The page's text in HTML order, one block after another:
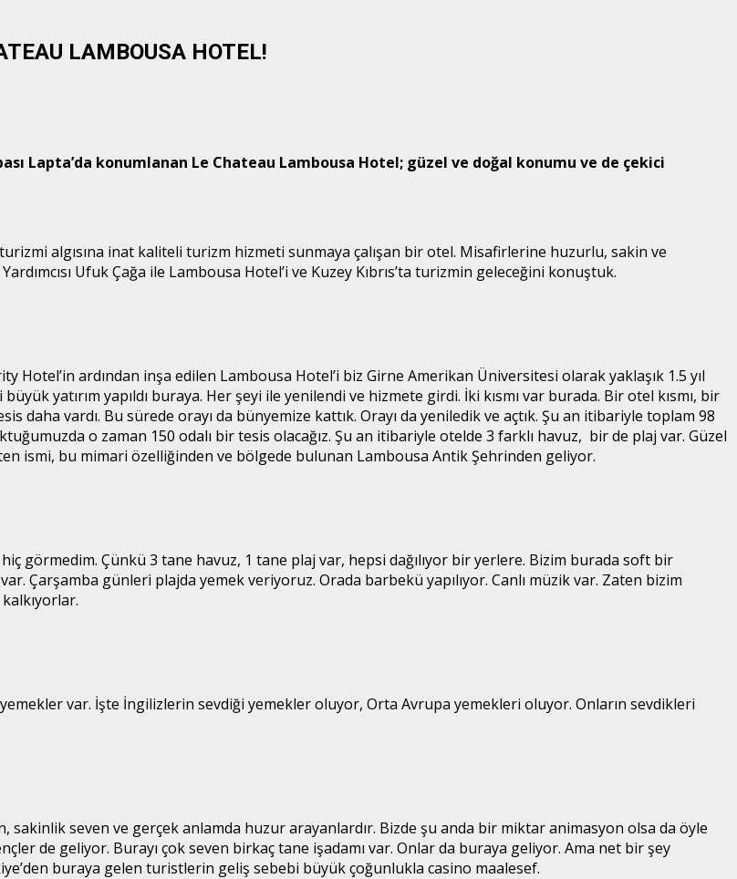
LAMBOUSA HOTEL!
Lapta’da konumlanan Le Chateau Lambousa Hotel; güzel ve doğal konumu ve de çekici
algısına inat kaliteli turizm hizmeti sunmaya çalışan bir otel. Misafirlerine huzurlu, sakin ve
Ufuk Çağa ile Lambousa Hotel’i ve Kuzey Kıbrıs’ta turizmin geleceğini konuştuk.
Hotel’in ardından inşa edilen Lambousa Hotel’i biz Girne Amerikan Üniversitesi olarak yaklaşık 1.5 yıl
yatırım yapıldı buraya. Her şeyi ile yenilendi ve hizmete girdi. İki kısmı var burada. Bir otel kısmı, bir
daha vardı. Bu sürede orayı da bünyemize kattık. Orayı da yeniledik ve açtık. Şu an itibariyle toplam 98
o zaman 150 odalı bir tesis olacağız. Şu an itibariyle otelde 3 farklı havuz, bir de plaj var. Güzel
ismi, bu mimari özelliğinden ve bölgede bulunan Lambousa Antik Şehrinden geliyor.
görmedim. Çünkü 3 tane havuz, 1 tane plaj var, hepsi dağılıyor bir yerlere. Bizim burada soft bir
Çarşamba günleri plajda yemek veriyoruz. Orada barbekü yapılıyor. Canlı müzik var. Zaten bizim
var. İşte İngilizlerin sevdiği yemekler oluyor, Orta Avrupa yemekleri oluyor. Onların sevdikleri
seven ve gerçek anlamda huzur arayanlardır. Bizde şu anda bir miktar animasyon olsa da öyle
de geliyor. Burayı çok seven birkaç tane işadamı var. Onlar da buraya geliyor. Ama net bir şey
buraya gelen turistlerin geliş sebebi büyük çoğunlukla casino maalesef.